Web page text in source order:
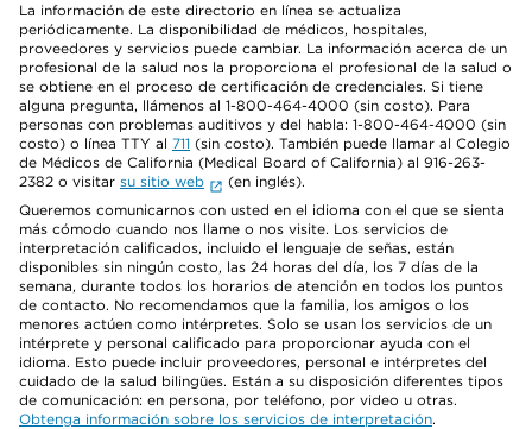
La información de este directorio en línea se actualiza
periódicamente. La disponibilidad de médicos, hospitales,
proveedores y servicios puede cambiar. La información acerca de un
profesional de la salud nos la proporciona el profesional de la salud o
se obtiene en el proceso de certificación de credenciales. Si tiene
alguna pregunta, llámenos al 1-800-464-4000 (sin costo). Para
personas con problemas auditivos y del habla: 1-800-464-4000 (sin
costo) o línea TTY al 711 (sin costo). También puede llamar al Colegio
de Médicos de California (Medical Board of California) al 916-263-
2382 o visitar su sitio web
(en inglés).
Queremos comunicarnos con usted en el idioma con el que se sienta
más cómodo cuando nos llame o nos visite. Los servicios de
interpretación calificados, incluido el lenguaje de señas, están
disponibles sin ningún costo, las 24 horas del día, los 7 días de la
semana, durante todos los horarios de atención en todos los puntos
de contacto. No recomendamos que la familia, los amigos o los
menores actúen como intérpretes. Solo se usan los servicios de un
intérprete y personal calificado para proporcionar ayuda con el
idioma. Esto puede incluir proveedores, personal e intérpretes del
cuidado de la salud bilingües. Están a su disposición diferentes tipos
de comunicación: en persona, por teléfono, por video u otras.
Obtenga información sobre los servicios de interpretación.